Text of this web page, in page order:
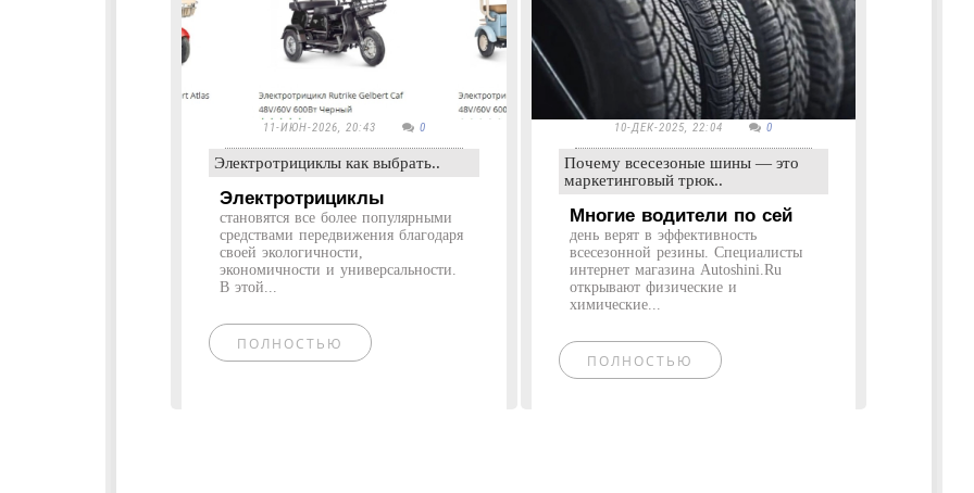
11-ИЮН-2026, 20:43 0
Электротрициклы как выбрать..
Электротрициклы
становятся все более популярными
средствами передвижения благодаря
своей экологичности,
экономичности и универсальности.
В этой...
ПОЛНОСТЬЮ
10-ДЕК-2025, 22:04 0
Почему всесезоные шины — это
маркетинговый трюк..
Многие водители по сей
день верят в эффективность
всесезонной резины. Специалисты
интернет магазина Autoshini.Ru
открывают физические и
химические...
ПОЛНОСТЬЮ